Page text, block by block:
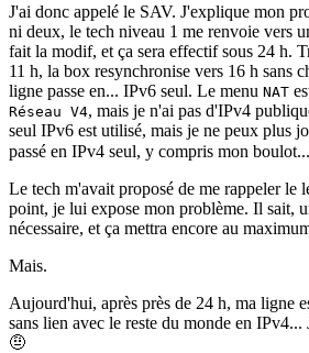
J'ai donc appelé le SAV. J'explique mon
ni deux, le tech niveau 1 me renvoie vers
fait la modif, et ça sera effectif sous 24 h.
11 h, la box resynchronise vers 16 h sans
ligne passe en... IPv6 seul. Le menu NAT
Réseau V4, mais je n'ai pas d'IPv4
seul IPv6 est utilisé, mais je ne peux plus
passé en IPv4 seul, y compris mon
Le tech m'avait proposé de me rappeler le
point, je lui expose mon problème. Il sait,
nécessaire, et ça mettra encore au
Mais.
Aujourd'hui, après près de 24 h, ma ligne
sans lien avec le reste du monde en IPv4...
🤨